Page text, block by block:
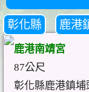
彰化縣 鹿港
鹿港南靖宮
87公尺
彰化縣鹿港鎮埔